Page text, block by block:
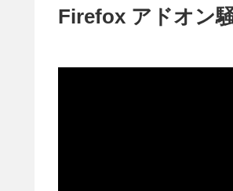
Firefox アドオン